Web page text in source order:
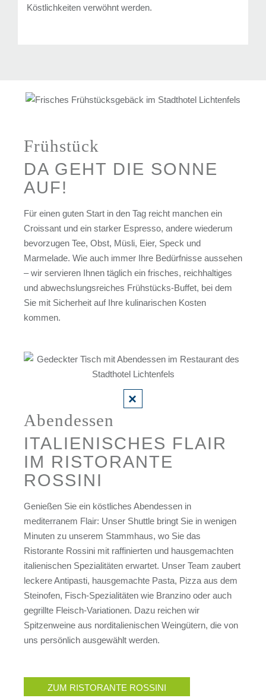
×
Köstlichkeiten verwöhnt werden.
Frühstück
DA GEHT DIE SONNE
AUF!
Für einen guten Start in den Tag reicht manchen ein
Croissant und ein starker Espresso, andere wiederum
bevorzugen Tee, Obst, Müsli, Eier, Speck und
Marmelade. Wie auch immer Ihre Bedürfnisse aussehen
– wir servieren Ihnen täglich ein frisches, reichhaltiges
und abwechslungsreiches Frühstücks-Buffet, bei dem
Sie mit Sicherheit auf Ihre kulinarischen Kosten
kommen.
Abendessen
ITALIENISCHES FLAIR
IM RISTORANTE
ROSSINI
Genießen Sie ein köstliches Abendessen in
mediterranem Flair: Unser Shuttle bringt Sie in wenigen
Minuten zu unserem Stammhaus, wo Sie das
Ristorante Rossini mit raffinierten und hausgemachten
italienischen Spezialitäten erwartet. Unser Team zaubert
leckere Antipasti, hausgemachte Pasta, Pizza aus dem
Steinofen, Fisch-Spezialitäten wie Branzino oder auch
gegrillte Fleisch-Variationen. Dazu reichen wir
Spitzenweine aus norditalienischen Weingütern, die von
uns persönlich ausgewählt werden.
ZUM RISTORANTE ROSSINI